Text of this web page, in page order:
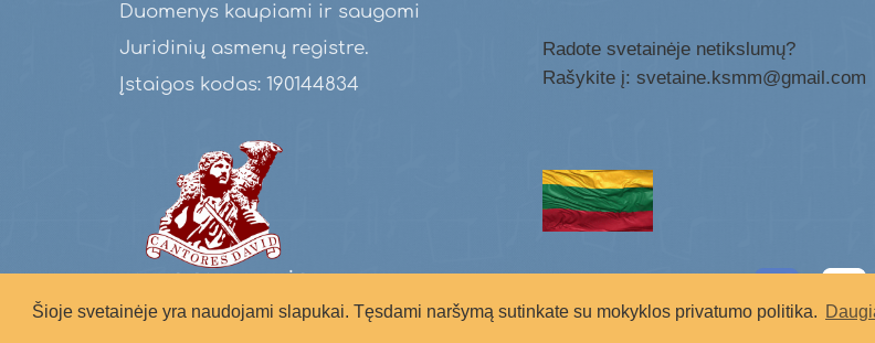
Šioje svetainėje yra naudojami slapukai. Tęsdami naršymą sutinkate su mokyklos privatumo politika.
Duomenys kaupiami ir saugomi
Juridinių asmenų registre.
Įstaigos kodas: 190144834
Radote svetainėje netikslumų?
Rašykite į: svetaine.ksmm@gmail.com
Socialiniai tinklai: